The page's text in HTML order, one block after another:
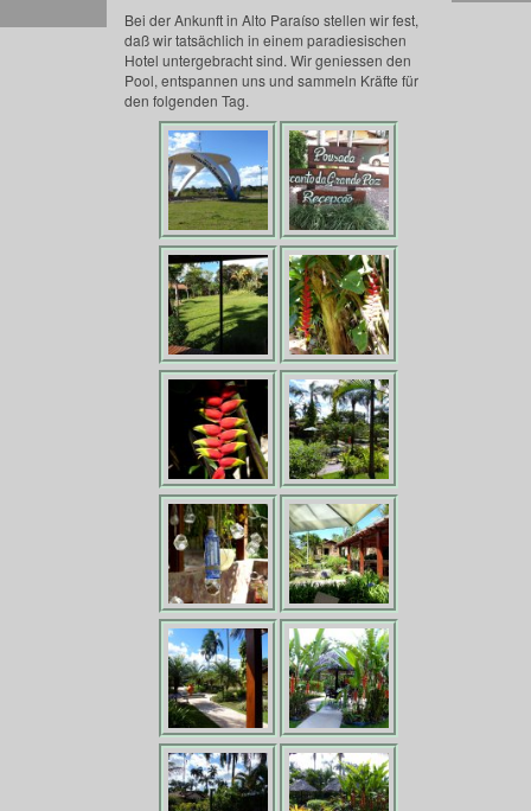
Bei der Ankunft in Alto Paraíso stellen wir fest,
daß wir tatsächlich in einem paradiesischen
Hotel untergebracht sind. Wir geniessen den
Pool, entspannen uns und sammeln Kräfte für
den folgenden Tag.